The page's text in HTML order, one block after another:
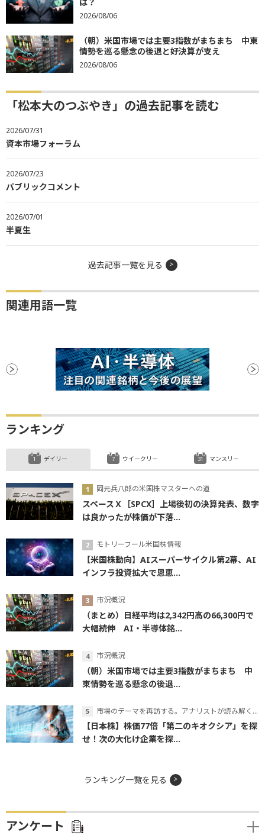
2026/08/06
（朝）米国市場では主要3指数がまちまち 中東
情勢を巡る懸念の後退と好決算が支え
2026/08/06
「松本大のつぶやき」の過去記事を読む
2026/07/31
資本市場フォーラム
2026/07/23
パブリックコメント
2026/07/01
半夏生
過去記事一覧を見る
関連用語一覧
ランキング
デイリー
岡元兵八郎の米国株マスターへの道
スペースＸ［SPCX］上場後初の決算発表、数字
は良かったが株価が下落...
モトリーフール米国株情報
【米国株動向】AIスーパーサイクル第2幕、AI
インフラ投資拡大で恩恵...
市況概況
（まとめ）日経平均は2,342円高の66,300円で
大幅続伸 AI・半導体銘...
市況概況
（朝）米国市場では主要3指数がまちまち 中
東情勢を巡る懸念の後退...
市場のテーマを再訪する。アナリストが読み解くテーマの本質
【日本株】株価77倍「第二のキオクシア」を探
せ！次の大化け企業を探...
ウイークリー マンスリー
ランキング一覧を見る
アンケート